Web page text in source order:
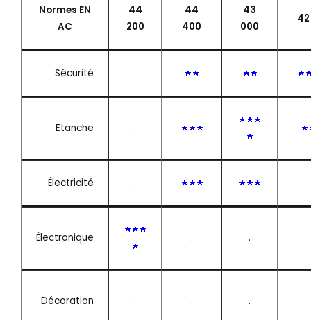
Normes EN
AC
44
200
44
400
43
000
42
Sécurité .
Etanche .
Électricité .
Électronique . .
Décoration . . .